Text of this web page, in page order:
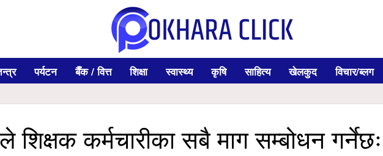
पर्यटन बैँक / वित्त शिक्षा स्वास्थ्य कृषि साहित्य खेलकुद विचार/ब्लग
शिक्षक कर्मचारीका सबै माग सम्बोधन गर्नेछः